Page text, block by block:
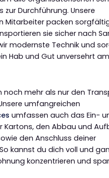
zur Durchführung. Unsere
Mitarbeiter packen
sie sicher nach
modernste Technik und
Hab und Gut unversehrt
noch mehr als nur den
umfangreichen
umfassen auch das Ein-
Kartons, den Abbau und
den Anschluss deiner
kannst du dich voll und
konzentrieren und